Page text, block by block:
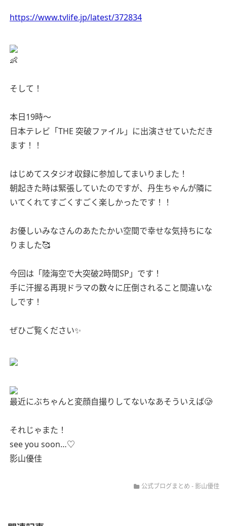
https://www.tvlife.jp/latest/372834
👶
そして！
本日19時〜
日本テレビ「THE 突破ファイル」に出演させていただき
ます！！
はじめてスタジオ収録に参加してまいりました！
朝起きた時は緊張していたのですが、丹生ちゃんが隣に
いてくれてすごくすごく楽しかったです！！
お優しいみなさんのあたたかい空間で幸せな気持ちにな
りました🥰
今回は「陸海空で大突破2時間SP」です！
手に汗握る再現ドラマの数々に圧倒されること間違いな
しです！
ぜひご覧ください✨
最近にぶちゃんと変顔自撮りしてないなあそういえば🥲
それじゃまた！
see you soon…♡
影山優佳
公式ブログまとめ -影山優佳